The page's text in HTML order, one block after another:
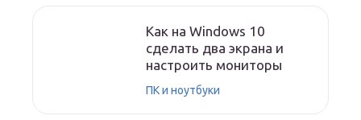
Как на Windows 10
сделать два экрана и
настроить мониторы
ПК и ноутбуки